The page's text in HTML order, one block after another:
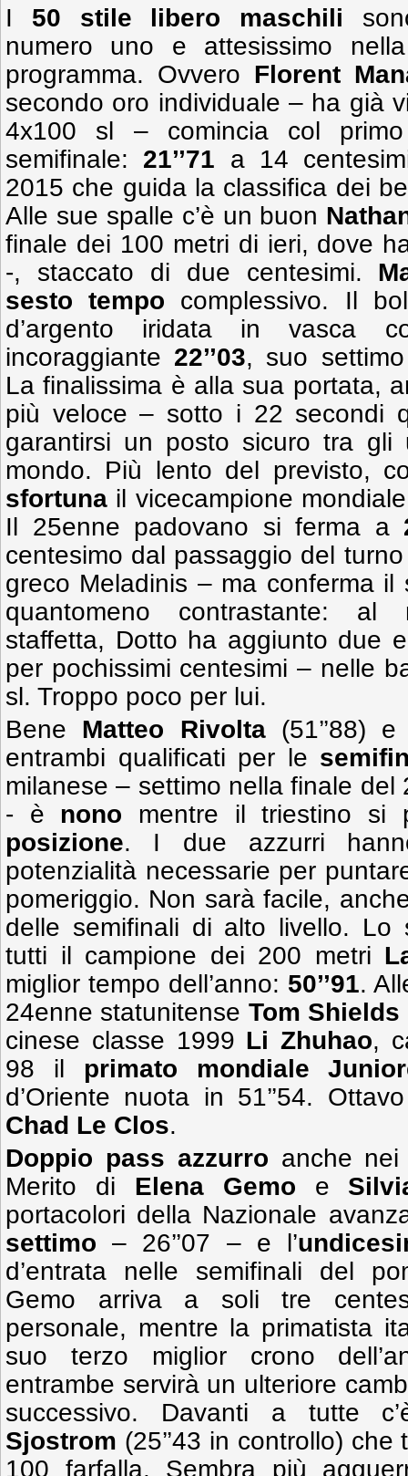
I 50 stile libero maschili
numero uno e attesissimo
programma. Ovvero Florent
secondo oro individuale – ha già
4x100 sl – comincia col primo
semifinale: 21’’71 a 14
2015 che guida la classifica dei
Alle sue spalle c’è un buon
finale dei 100 metri di ieri, dove
-, staccato di due centesimi.
sesto tempo complessivo. Il
d’argento iridata in vasca
incoraggiante 22’’03, suo
La finalissima è alla sua portata,
più veloce – sotto i 22 secondi
garantirsi un posto sicuro tra
mondo. Più lento del previsto,
sfortuna il vicecampione
Il 25enne padovano si ferma a
centesimo dal passaggio del
greco Meladinis – ma conferma il
quantomeno contrastante: al
staffetta, Dotto ha aggiunto due
per pochissimi centesimi – nelle
sl. Troppo poco per lui.
Bene Matteo Rivolta(51’’88)
entrambi qualificati per le
milanese – settimo nella finale del
- è nono mentre il triestino si
posizione. I due azzurri
potenzialità necessarie per
pomeriggio. Non sarà facile,
delle semifinali di alto livello. Lo
tutti il campione dei 200 metri
miglior tempo dell’anno: 50’’91.
24enne statunitense Tom Shields
cinese classe 1999 Li Zhuhao,
98 il primato mondiale
d’Oriente nuota in 51’’54.
Chad Le Clos.
Doppio pass azzurro anche
Merito di Elena Gemo e
portacolori della Nazionale
settimo – 26’’07 – e l’
d’entrata nelle semifinali del
Gemo arriva a soli tre
personale, mentre la primatista
suo terzo miglior crono
entrambe servirà un ulteriore
successivo. Davanti a tutte
Sjostrom (25’’43 in controllo)
100 farfalla. Sembra più